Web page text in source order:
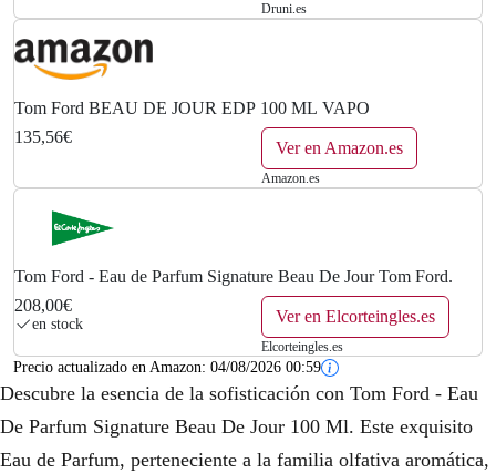
Druni.es
Tom Ford BEAU DE JOUR EDP 100 ML VAPO
135,56€
Ver en Amazon.es
Amazon.es
Tom Ford - Eau de Parfum Signature Beau De Jour Tom Ford.
208,00€
en stock Ver en Elcorteingles.es
Elcorteingles.es
Precio actualizado en Amazon: 04/08/2026 00:59
Descubre la esencia de la sofisticación con Tom Ford - Eau
De Parfum Signature Beau De Jour 100 Ml. Este exquisito
Eau de Parfum, perteneciente a la familia olfativa aromática,